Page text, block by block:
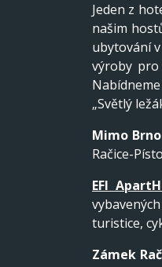
Jeden z
našim
ubytování
výroby pro
„Světlý
Mimo Brno
Račice-
EFI
turistice,
Zámek